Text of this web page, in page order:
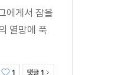
에게서 잠을
열망에 푹
1 댓글 1